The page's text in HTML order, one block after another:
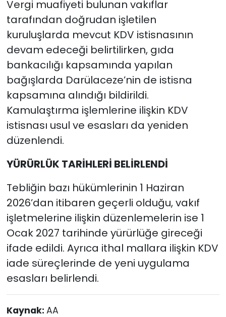
Vergi muafiyeti bulunan vakıflar
tarafından doğrudan işletilen
kuruluşlarda mevcut KDV istisnasının
devam edeceği belirtilirken, gıda
bankacılığı kapsamında yapılan
bağışlarda Darülaceze’nin de istisna
kapsamına alındığı bildirildi.
Kamulaştırma işlemlerine ilişkin KDV
istisnası usul ve esasları da yeniden
düzenlendi.
YÜRÜRLÜK TARİHLERİ BELİRLENDİ
Tebliğin bazı hükümlerinin 1 Haziran
2026’dan itibaren geçerli olduğu, vakıf
işletmelerine ilişkin düzenlemelerin ise 1
Ocak 2027 tarihinde yürürlüğe gireceği
ifade edildi. Ayrıca ithal mallara ilişkin KDV
iade süreçlerinde de yeni uygulama
esasları belirlendi.
Kaynak: AA